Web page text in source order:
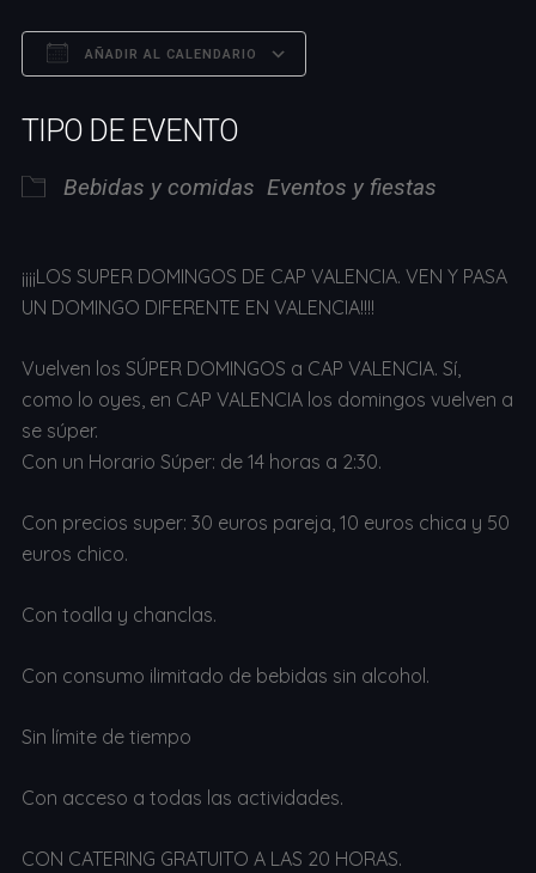
AÑADIR AL CALENDARIO
TIPO DE EVENTO
Bebidas y comidas Eventos y fiestas
¡¡¡¡LOS SUPER DOMINGOS DE CAP VALENCIA. VEN Y PASA
UN DOMINGO DIFERENTE EN VALENCIA!!!!
Vuelven los SÚPER DOMINGOS a CAP VALENCIA. Sí,
como lo oyes, en CAP VALENCIA los domingos vuelven a
se súper.
Con un Horario Súper: de 14 horas a 2:30.
Con precios super: 30 euros pareja, 10 euros chica y 50
euros chico.
Con toalla y chanclas.
Con consumo ilimitado de bebidas sin alcohol.
Sin límite de tiempo
Con acceso a todas las actividades.
CON CATERING GRATUITO A LAS 20 HORAS.